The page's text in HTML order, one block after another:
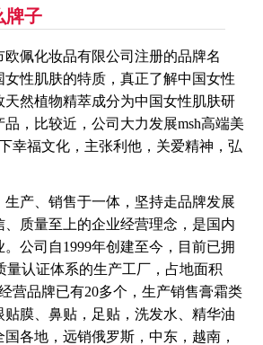
牌子
欧佩化妆品有限公司注册的品牌名
性肌肤的特质，真正了解中国女性
天然植物精萃成分为中国女性肌肤研
，比较近，公司大力发展msh高端美
幸福文化，主张利他，关爱精神，弘
生产、销售于一体，坚持走品牌发展
质量至上的企业经营理念，是国内
公司自1999年创建至今，目前已拥
量认证体系的生产工厂，占地面积
营品牌已有20多个，生产销售膏霜类
膜、鼻贴，足贴，洗发水、精华油
各地，远销俄罗斯，中东，越南，